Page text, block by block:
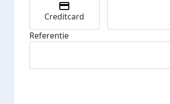
Creditcard
Referentie